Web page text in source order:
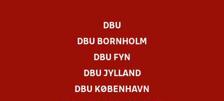
DBU
DBU BORNHOLM
DBU FYN
DBU JYLLAND
DBU KØBENHAVN